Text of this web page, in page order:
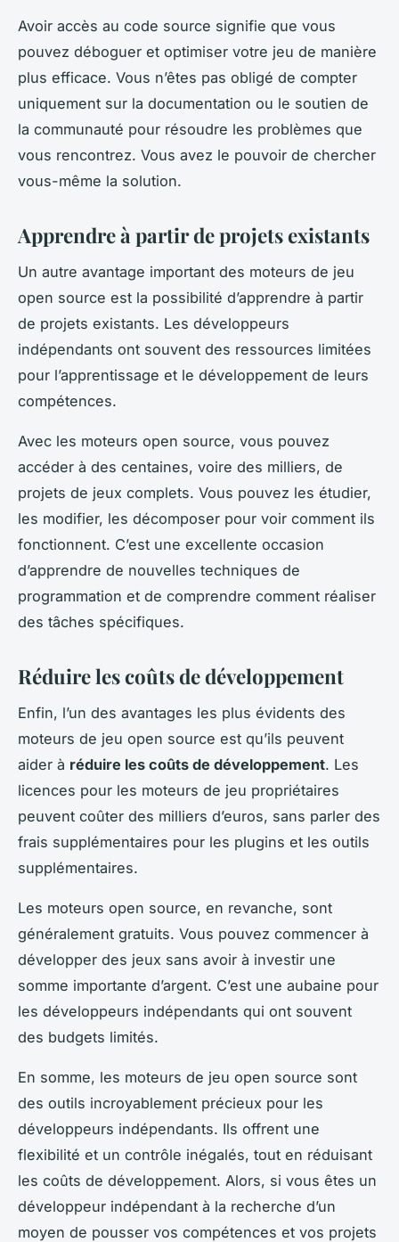
Avoir accès au code source signifie que vous
pouvez déboguer et optimiser votre jeu de manière
plus efficace. Vous n’êtes pas obligé de compter
uniquement sur la documentation ou le soutien de
la communauté pour résoudre les problèmes que
vous rencontrez. Vous avez le pouvoir de chercher
vous-même la solution.
Apprendre à partir de projets existants
Un autre avantage important des moteurs de jeu
open source est la possibilité d’apprendre à partir
de projets existants. Les développeurs
indépendants ont souvent des ressources limitées
pour l’apprentissage et le développement de leurs
compétences.
Avec les moteurs open source, vous pouvez
accéder à des centaines, voire des milliers, de
projets de jeux complets. Vous pouvez les étudier,
les modifier, les décomposer pour voir comment ils
fonctionnent. C’est une excellente occasion
d’apprendre de nouvelles techniques de
programmation et de comprendre comment réaliser
des tâches spécifiques.
Réduire les coûts de développement
Enfin, l’un des avantages les plus évidents des
moteurs de jeu open source est qu’ils peuvent
aider à réduire les coûts de développement. Les
licences pour les moteurs de jeu propriétaires
peuvent coûter des milliers d’euros, sans parler des
frais supplémentaires pour les plugins et les outils
supplémentaires.
Les moteurs open source, en revanche, sont
généralement gratuits. Vous pouvez commencer à
développer des jeux sans avoir à investir une
somme importante d’argent. C’est une aubaine pour
les développeurs indépendants qui ont souvent
des budgets limités.
En somme, les moteurs de jeu open source sont
des outils incroyablement précieux pour les
développeurs indépendants. Ils offrent une
flexibilité et un contrôle inégalés, tout en réduisant
les coûts de développement. Alors, si vous êtes un
développeur indépendant à la recherche d’un
moyen de pousser vos compétences et vos projets